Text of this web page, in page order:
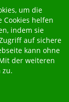
um die
helfen
indem sie
auf sichere
kann ohne
der weiteren
zu.